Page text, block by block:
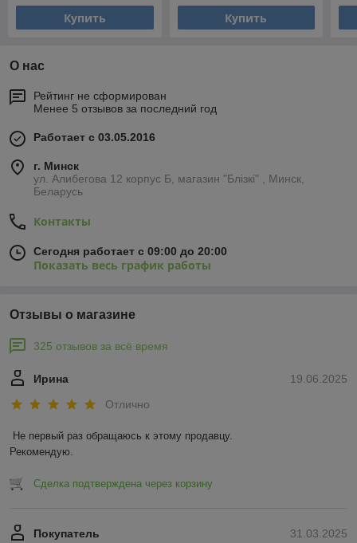
Купить Купить
О нас
Рейтинг не сформирован
Менее 5 отзывов за последний год
Работает с 03.05.2016
г. Минск
ул. Алибегова 12 корпус Б, магазин "Блiзкi" , Минск,
Беларусь
Контакты
Сегодня работает с 09:00 до 20:00
Показать весь график работы
Отзывы о магазине
325 отзывов за всё время
19.06.2025
Ирина
Отлично
Не первый раз обращаюсь к этому продавцу.
Рекомендую.
Сделка подтверждена через корзину
31.03.2025
Покупатель